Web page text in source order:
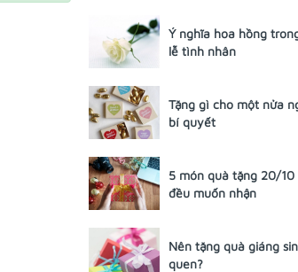
Ý nghĩa hoa hồng
lễ tình nhân
Tặng gì cho một nửa
bí quyết
5 món quà tặng 20/
đều muốn nhận
Nên tặng quà giáng
quen?